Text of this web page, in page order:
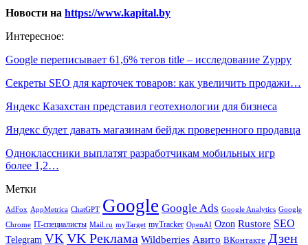
Новости на https://www.kapital.by
Интересное:
Google переписывает 61,6% тегов title – исследование Zyppy
Секреты SEO для карточек товаров: как увеличить продажи…
Яндекс Казахстан представил геотехнологии для бизнеса
Яндекс будет давать магазинам бейдж проверенного продавца
Одноклассники выплатят разработчикам мобильных игр
более 1,2…
Метки
AdFox AppMetrica ChatGPT Google Google Ads Google Analytics Google
Chrome IT-специалисты Mail.ru myTarget myTracker OpenAI Ozon Rustore SEO
Telegram VK VK Реклама Wildberries Авито ВКонтакте Дзен